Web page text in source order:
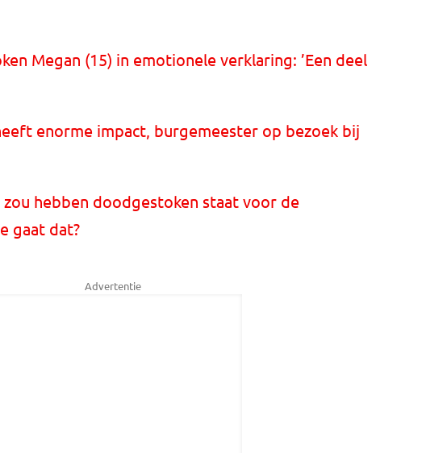
Megan (15) in emotionele verklaring: ’Een deel
enorme impact, burgemeester op bezoek bij
hebben doodgestoken staat voor de
gaat dat?
Advertentie